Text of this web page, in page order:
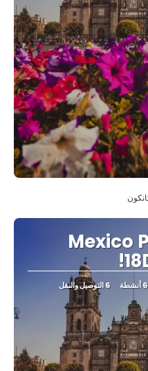
Mexico
6 أنشطة 6 التوصيل والنقل